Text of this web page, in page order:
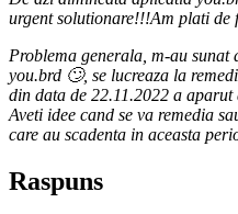
urgent solutionare!!!Am plati
Problema generala, m-au
you.brd 🙄, se lucreaza la
din data de 22.11.2022 a aparut
Aveti idee cand se va remedia
care au scadenta in aceasta
Raspuns